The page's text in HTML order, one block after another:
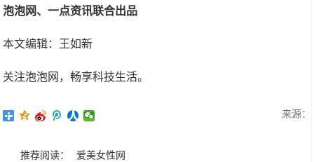
泡泡网、一点资讯联合出品
本文编辑：王如新
关注泡泡网，畅享科技生活。
来源：
推荐阅读： 爱美女性网